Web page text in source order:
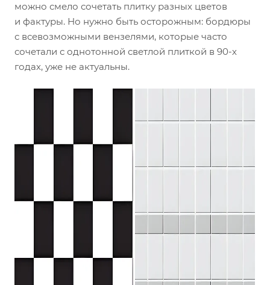
можно смело сочетать плитку разных цветов
и фактуры. Но нужно быть осторожным: бордюры
с всевозможными вензелями, которые часто
сочетали с однотонной светлой плиткой в 90-х
годах, уже не актуальны.